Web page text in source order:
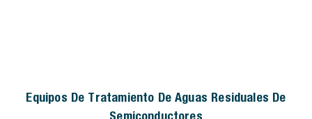
Equipos De Tratamiento De Aguas Residuales De
Semiconductores